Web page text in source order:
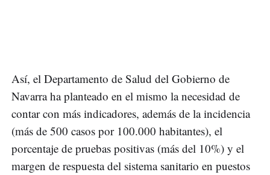
Así, el Departamento de Salud del Gobierno de
Navarra ha planteado en el mismo la necesidad de
contar con más indicadores, además de la incidencia
(más de 500 casos por 100.000 habitantes), el
porcentaje de pruebas positivas (más del 10%) y el
margen de respuesta del sistema sanitario en puestos